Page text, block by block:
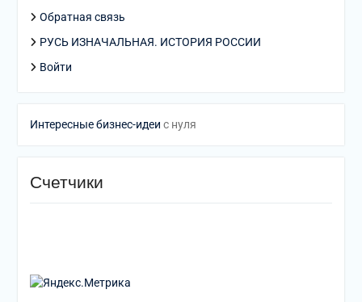
Обратная связь
РУСЬ ИЗНАЧАЛЬНАЯ. ИСТОРИЯ РОССИИ
Войти
Интересные бизнес-идеи с нуля
Счетчики